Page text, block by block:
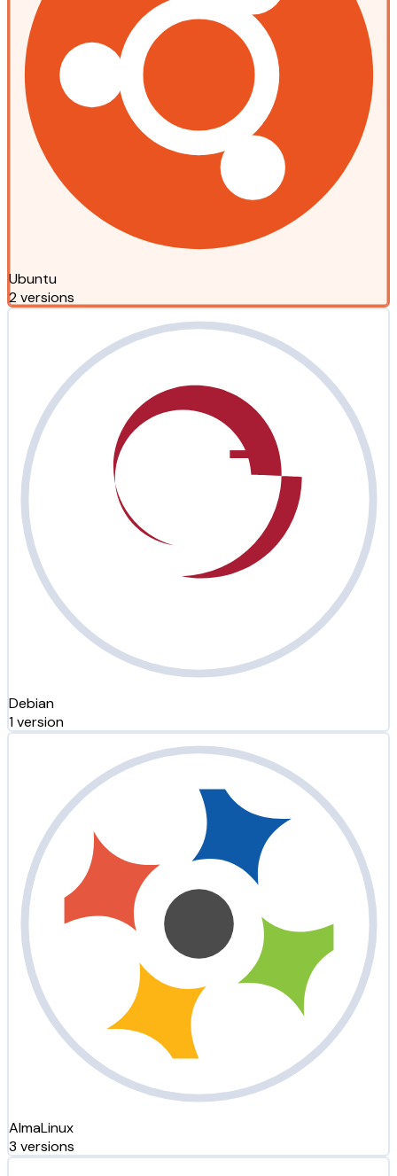
Ubuntu
2 versions
Debian
1 version
AlmaLinux
3 versions